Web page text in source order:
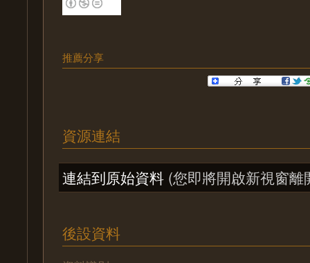
推薦分享
資源連結
連結到原始資料 (您即將開啟新視窗離
後設資料